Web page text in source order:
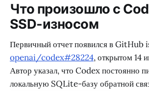
Что произошло с
SSD-износом
Первичный отчет появился в GitHub
openai/codex#28224, открытом 14
Автор указал, что Codex постоянно
локальную SQLite-базу обратной